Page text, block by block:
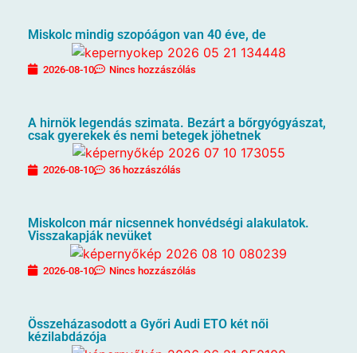
Miskolc mindig szopóágon van 40 éve, de
2026-08-10 Nincs hozzászólás
A hirnök legendás szimata. Bezárt a bőrgyógyászat,
csak gyerekek és nemi betegek jöhetnek
2026-08-10 36 hozzászólás
Miskolcon már nicsennek honvédségi alakulatok.
Visszakapják nevüket
2026-08-10 Nincs hozzászólás
Összeházasodott a Győri Audi ETO két női
kézilabdázója